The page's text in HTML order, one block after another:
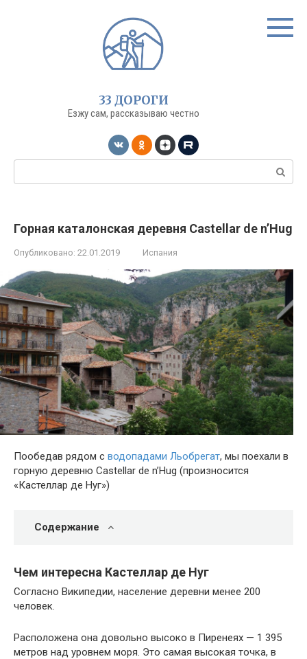
33 ДОРОГИ
Езжу сам, рассказываю честно
Поиск:
Горная каталонская деревня Castellar de n’Hug
Опубликовано: 22.01.2019 Испания
Пообедав рядом с водопадами Льобрегат, мы поехали в
горную деревню Castellar de n’Hug (произносится
«Кастеллар де Нуг»)
Содержание
Чем интересна Кастеллар де Нуг
Согласно Википедии, население деревни менее 200
человек.
Расположена она довольно высоко в Пиренеях — 1 395
метров над уровнем моря. Это самая высокая точка, в